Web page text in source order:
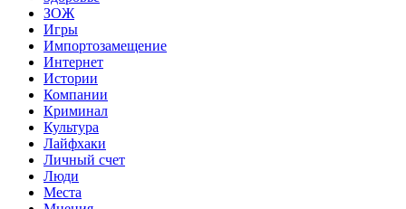
ЗОЖ
Игры
Импортозамещение
Интернет
Истории
Компании
Криминал
Культура
Лайфхаки
Личный счет
Люди
Места